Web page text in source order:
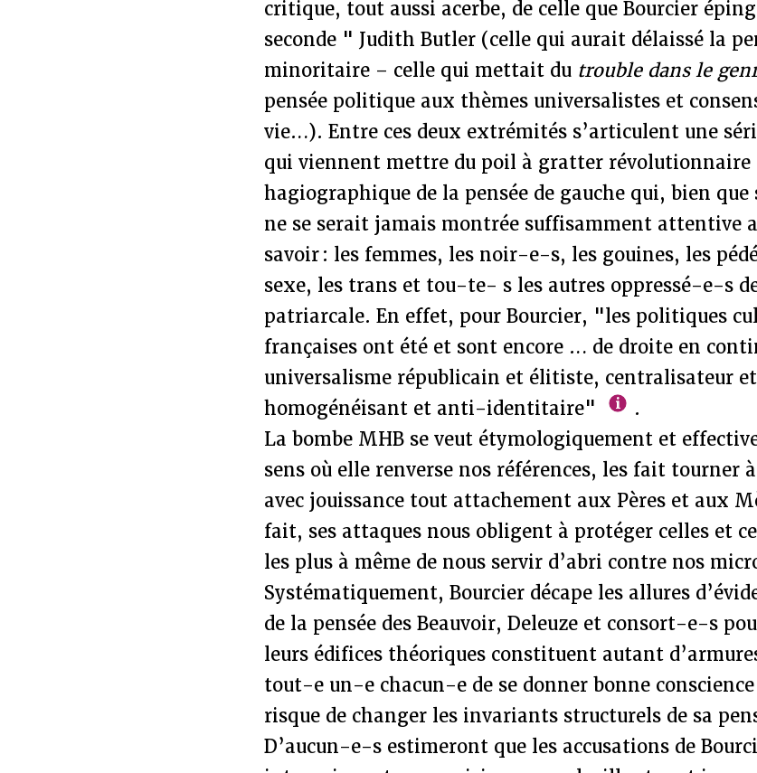
critique, tout aussi acerbe, de celle que Bourcier
seconde " Judith Butler (celle qui aurait délaissé la
minoritaire – celle qui mettait du trouble dans le
pensée politique aux thèmes universalistes et
vie…). Entre ces deux extrémités s’articulent une
qui viennent mettre du poil à gratter
hagiographique de la pensée de gauche qui, bien que
ne se serait jamais montrée suffisamment attentive
savoir : les femmes, les noir-e-s, les gouines, les
sexe, les trans et tou-te- s les autres oppressé-e-s
patriarcale. En effet, pour Bourcier, "les politiques
françaises ont été et sont encore … de droite en
universalisme républicain et élitiste, centralisateur
homogénéisant et anti-identitaire"
.
La bombe MHB se veut étymologiquement et
sens où elle renverse nos références, les fait tourner
avec jouissance tout attachement aux Pères et aux
fait, ses attaques nous obligent à protéger celles et
les plus à même de nous servir d’abri contre nos
Systématiquement, Bourcier décape les allures
de la pensée des Beauvoir, Deleuze et consort-e-s
leurs édifices théoriques constituent autant
tout-e un-e chacun-e de se donner bonne
risque de changer les invariants structurels de sa
D’aucun-e-s estimeront que les accusations de